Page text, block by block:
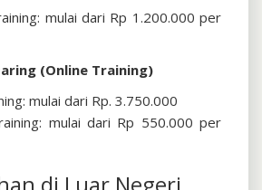
mulai dari Rp 1.200.000 per
(Online Training)
mulai dari Rp. 3.750.000
mulai dari Rp 550.000 per
di Luar Negeri